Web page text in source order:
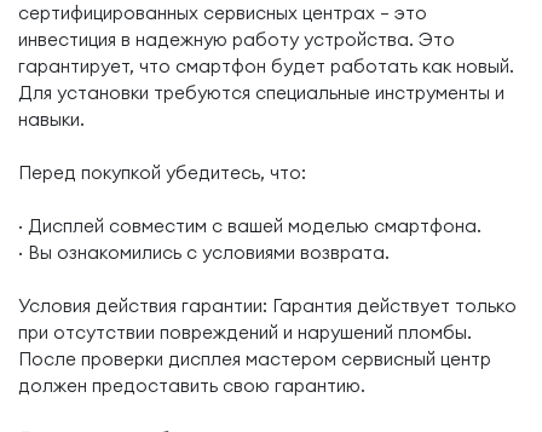
сертифицированных сервисных центрах — это
инвестиция в надежную работу устройства. Это
гарантирует, что смартфон будет работать как новый.
Для установки требуются специальные инструменты и
навыки.
Перед покупкой убедитесь, что:
· Дисплей совместим с вашей моделью смартфона.
· Вы ознакомились с условиями возврата.
Условия действия гарантии: Гарантия действует только
при отсутствии повреждений и нарушений пломбы.
После проверки дисплея мастером сервисный центр
должен предоставить свою гарантию.